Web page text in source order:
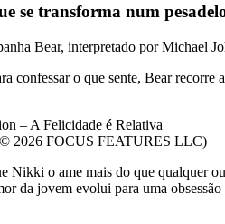
se transforma num
Bear, interpretado porMichael
confessar o que sente, Bear
2026 FOCUS FEATURES LLC)
Nikki o ame mais do que qualquer
da jovem evolui para uma